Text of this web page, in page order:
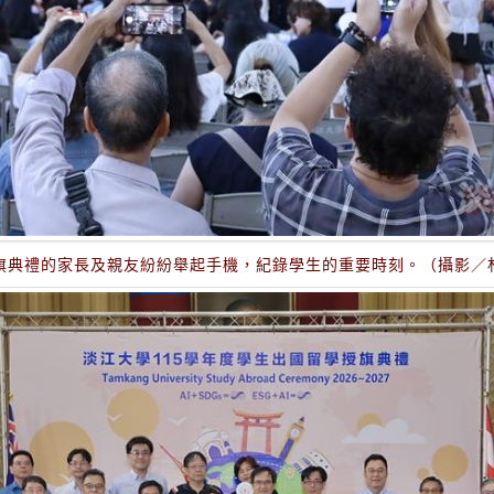
典禮的家長及親友紛紛舉起手機，紀錄學生的重要時刻。（攝影／